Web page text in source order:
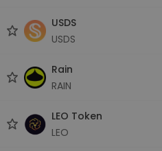
USDS
USDS
Rain
RAIN
LEO Token
LEO